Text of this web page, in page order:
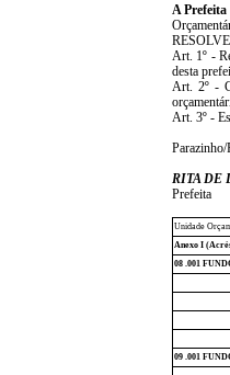
A
RESOLVE
Art. 1º -
desta
Art. 2º -
Art. 3º -
RITA DE
Prefeita
Unidade
Anexo I
08 .001
09 .001